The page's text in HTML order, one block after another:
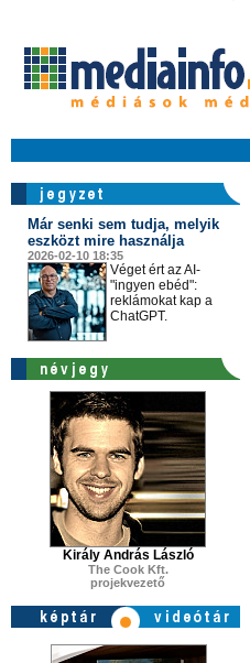
Már senki sem tudja, melyik
eszközt mire használja
2026-02-10 18:35
Véget ért az AI-
"ingyen ebéd":
reklámokat kap a
ChatGPT.
Király András László
The Cook Kft.
projekvezető